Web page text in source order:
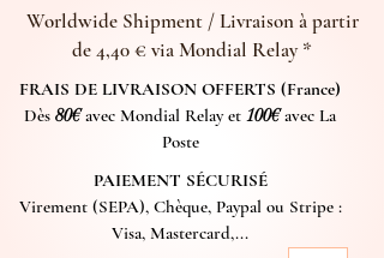
Worldwide Shipment / Livraison à partir
de 4,40 € via Mondial Relay *
FRAIS DE LIVRAISON OFFERTS (France)
Dès 80€avec Mondial Relay et 100€avec La
Poste
PAIEMENT SÉCURISÉ
Virement (SEPA), Chèque, Paypal ou Stripe :
Visa, Mastercard,...